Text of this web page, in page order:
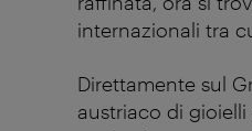
internazionali tra
Direttamente sul
austriaco di